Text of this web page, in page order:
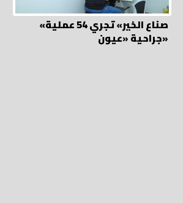
«صناع الخير» تجري 54 عملية
جراحية «عيون»